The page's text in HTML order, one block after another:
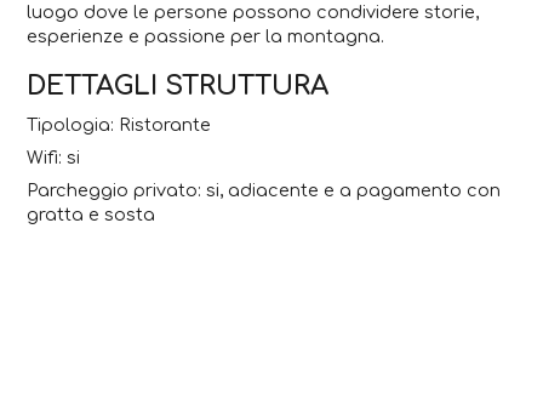
luogo dove le persone possono condividere storie,
esperienze e passione per la montagna.
DETTAGLI STRUTTURA
Tipologia: Ristorante
Wifi: si
Parcheggio privato: si, adiacente e a pagamento con
gratta e sosta